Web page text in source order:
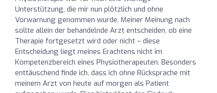
Unterstützung, die mir nun plötzlich und ohne
Vorwarnung genommen wurde. Meiner Meinung nach
sollte allein der behandelnde Arzt entscheiden, ob eine
Therapie fortgesetzt wird oder nicht – diese
Entscheidung liegt meines Erachtens nicht im
Kompetenzbereich eines Physiotherapeuten. Besonders
enttäuschend finde ich, dass ich ohne Rücksprache mit
meinem Arzt von heute auf morgen als Patient